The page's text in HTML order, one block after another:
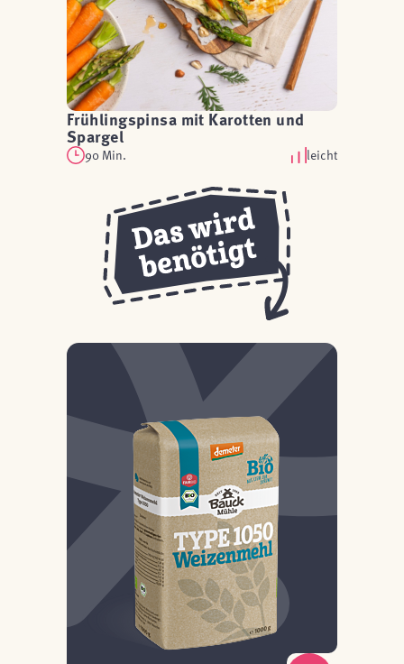
Frühlingspinsa mit Karotten und
Spargel
90 Min. leicht